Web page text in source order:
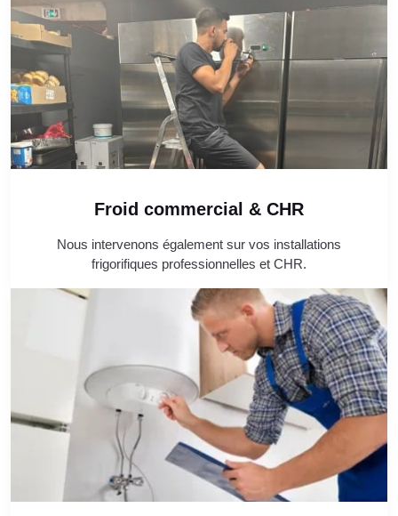
Froid commercial & CHR
Nous intervenons également sur vos installations
frigorifiques professionnelles et CHR.